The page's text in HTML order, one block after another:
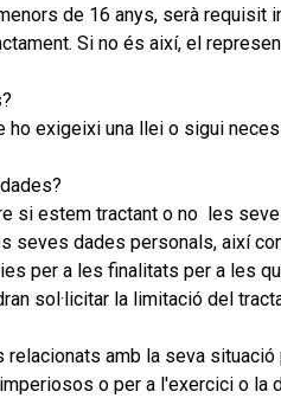
de 16 anys, serà
Si no és així, el
exigeixi una llei o sigui
si estem tractant o no les
seves dades personals, així
per a les finalitats per a les
sol·licitar la limitació del
relacionats amb la seva
o per a l'exercici o la